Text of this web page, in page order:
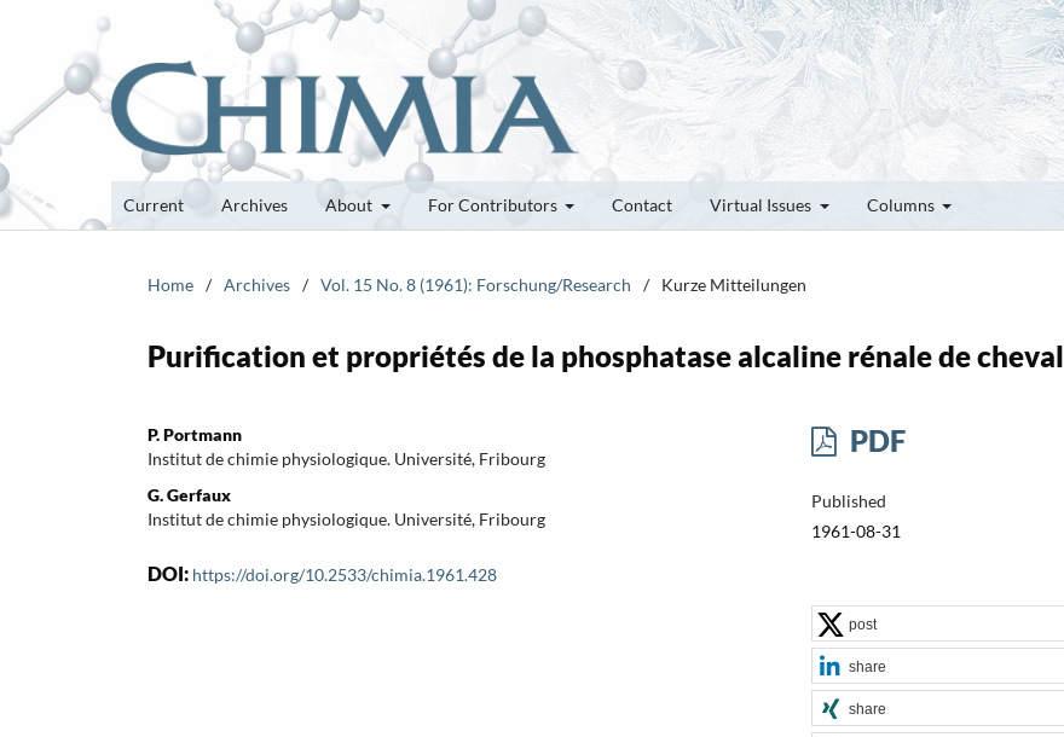
Current Archives About For Contributors Contact Virtual Issues Columns
Home / Archives / Vol. 15 No. 8 (1961): Forschung/Research / Kurze Mitteilungen
Purification et propriétés de la phosphatase alcaline rénale de cheval
P. Portmann
Institut de chimie physiologique. Université, Fribourg
G. Gerfaux
Institut de chimie physiologique. Université, Fribourg
DOI: https://doi.org/10.2533/chimia.1961.428
PDF
Published
1961-08-31
post
share
share